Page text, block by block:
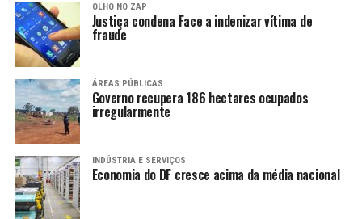
OLHO NO ZAP
Justiça condena Face a indenizar vítima de
fraude
ÁREAS PÚBLICAS
Governo recupera 186 hectares ocupados
irregularmente
INDÚSTRIA E SERVIÇOS
Economia do DF cresce acima da média nacional